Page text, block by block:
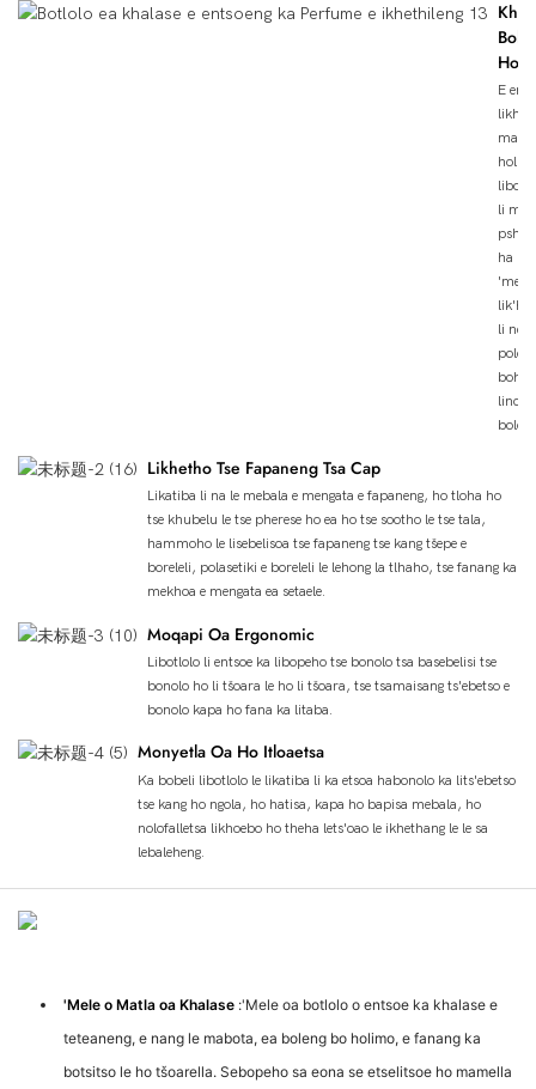
E
li
ha li
'me
li
lino
Likhetho Tse Fapaneng Tsa Cap
Likatiba li na le mebala e mengata e fapaneng, ho tloha ho
tse khubelu le tse pherese ho ea ho tse sootho le tse tala,
hammoho le lisebelisoa tse fapaneng tse kang tšepe e
boreleli, polasetiki e boreleli le lehong la tlhaho, tse fanang ka
mekhoa e mengata ea setaele.
Moqapi Oa Ergonomic
Libotlolo li entsoe ka libopeho tse bonolo tsa basebelisi tse
bonolo ho li tšoara le ho li tšoara, tse tsamaisang ts'ebetso e
bonolo kapa ho fana ka litaba.
Monyetla Oa Ho Itloaetsa
Ka bobeli libotlolo le likatiba li ka etsoa habonolo ka lits'ebetso
tse kang ho ngola, ho hatisa, kapa ho bapisa mebala, ho
nolofalletsa likhoebo ho theha lets'oao le ikhethang le le sa
lebaleheng.
'Mele o Matla oa Khalase :'Mele oa botlolo o entsoe ka khalase e
teteaneng, e nang le mabota, ea boleng bo holimo, e fanang ka
botsitso le ho tšoarella. Sebopeho sa eona se etselitsoe ho mamella